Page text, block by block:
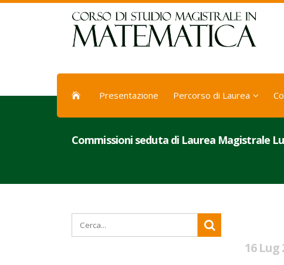
Presentazione Percorso di Laurea
Commissioni seduta di Laurea Magistrale
16 Lug